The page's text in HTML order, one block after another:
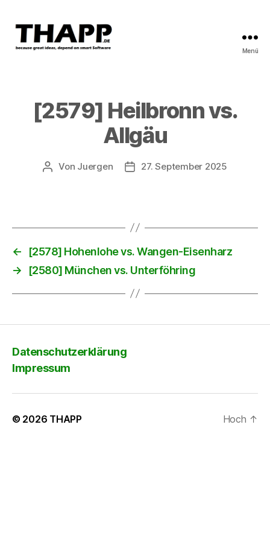
Menü
[2579] Heilbronn vs.
Allgäu
Beitragsautor
Von Juergen Beitragsdatum
27. September 2025
←
[2578] Hohenlohe vs. Wangen-Eisenharz
→
[2580] München vs. Unterföhring
Datenschutzerklärung
Impressum
© 2026 THAPP Hoch ↑